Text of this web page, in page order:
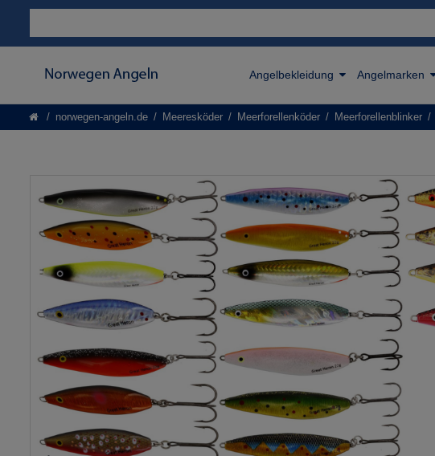
Angelbekleidung Angelmarken
norwegen-angeln.de Meeresköder Meerforellenköder Meerforellenblinker